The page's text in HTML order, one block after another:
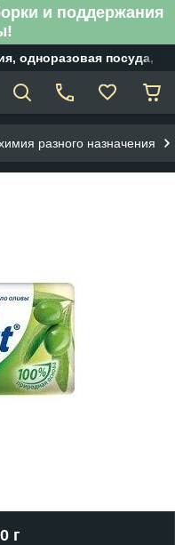
и поддержания
одноразовая посуда,
разного назначения
г